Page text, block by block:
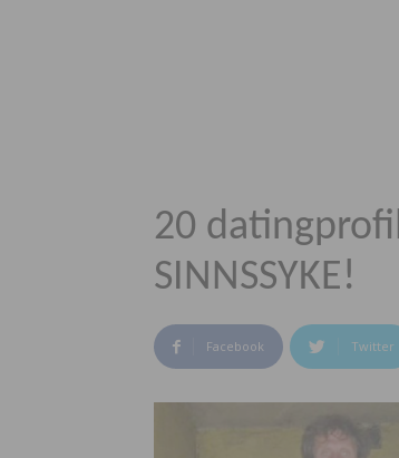
20
SINNSSYKE!
Facebook Twitter